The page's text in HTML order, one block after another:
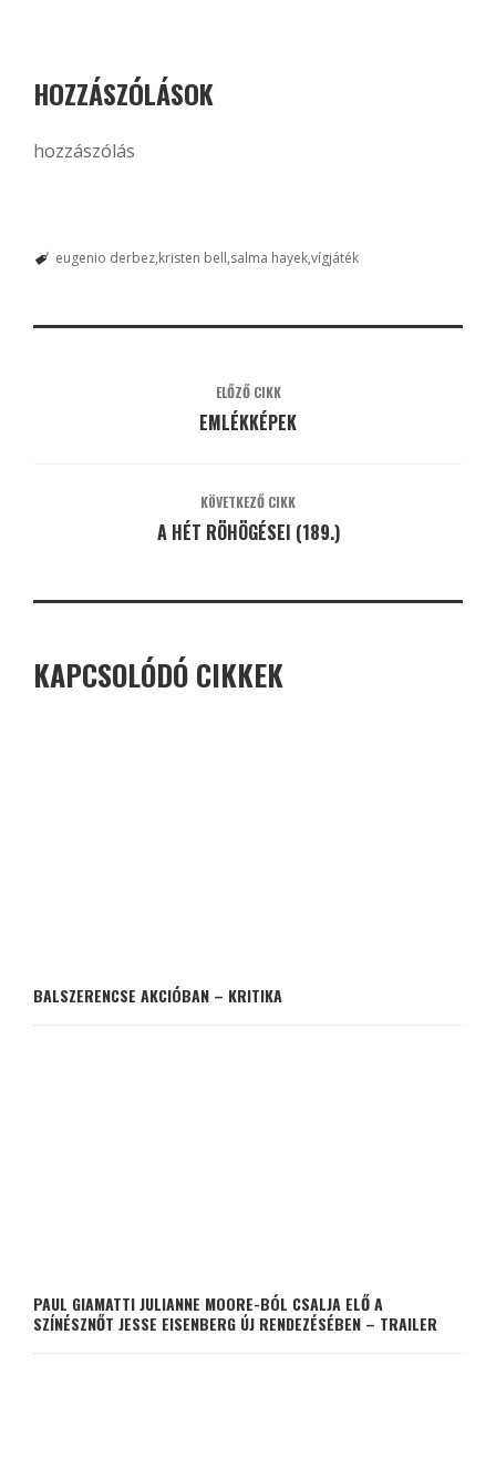
HOZZÁSZÓLÁSOK
hozzászólás
eugenio derbez kristen bell salma hayekvígjáték
ELŐZŐ CIKK
EMLÉKKÉPEK
KÖVETKEZŐ CIKK
A HÉT RÖHÖGÉSEI (189.)
KAPCSOLÓDÓ CIKKEK
BALSZERENCSE AKCIÓBAN – KRITIKA
PAUL GIAMATTI JULIANNE MOORE-BÓL CSALJA ELŐ A
SZÍNÉSZNŐT JESSE EISENBERG ÚJ RENDEZÉSÉBEN – TRAILER